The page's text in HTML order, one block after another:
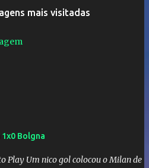
mais visitadas
Bolgna
Play Um nico gol colocou o Milan de